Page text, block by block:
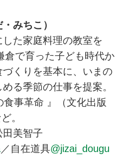
みちこ）
た家庭料理の教室を
倉で育った子ども時代か
くりを基本に、いまの
る季節の仕事を提案。
事革命 』（文化出版
。
田美智子
／自在道具@jizai_dougu